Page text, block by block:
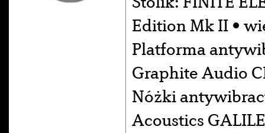
Edition Mk II •
Platforma
Graphite Audio
Nóżki
Acoustics